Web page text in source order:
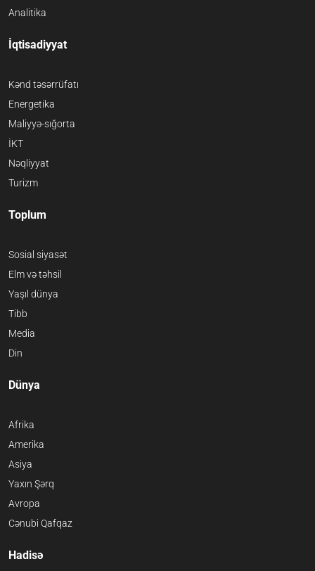
Analitika
İqtisadiyyat
Kənd təsərrüfatı
Energetika
Maliyyə-sığorta
İKT
Nəqliyyat
Turizm
Toplum
Sosial siyasət
Elm və təhsil
Yaşıl dünya
Tibb
Media
Din
Dünya
Afrika
Amerika
Asiya
Yaxın Şərq
Avropa
Cənubi Qafqaz
Hadisə